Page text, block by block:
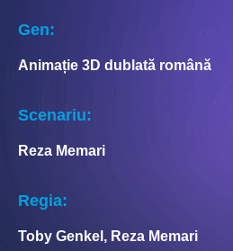
Gen:
Animație 3D dublată română
Scenariu:
Reza Memari
Regia:
Toby Genkel, Reza Memari